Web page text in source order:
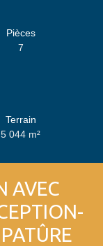
Pièces
7
Terrain
5 044 m²
AVEC